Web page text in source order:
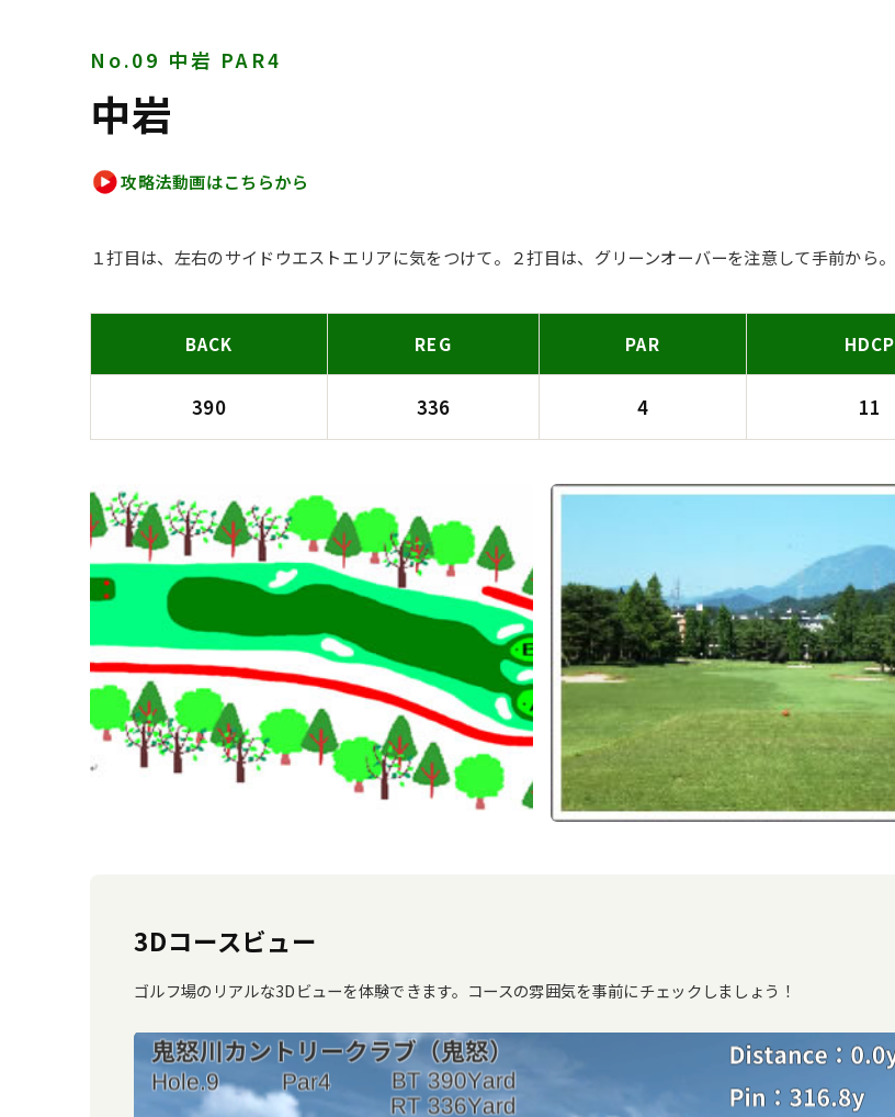
No.09 中岩 PAR4
中岩
攻略法動画はこちらから
１打目は、左右のサイドウエストエリアに気をつけて。２打目は、グリーンオーバーを注意して手前から。
BACK REG PAR HDCP
390 336 4 11
3Dコースビュー
ゴルフ場のリアルな3Dビューを体験できます。コースの雰囲気を事前にチェックしましょう！